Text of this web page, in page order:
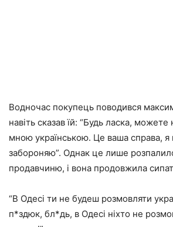
Водночас покупець поводився
навіть сказав їй: “Будь ласка, можете
мною українською. Це ваша справа, я
забороняю”. Однак це лише
продавчиню, і вона продовжила
“В Одесі ти не будеш розмовляти
п*здюк, бл*дь, в Одесі ніхто не